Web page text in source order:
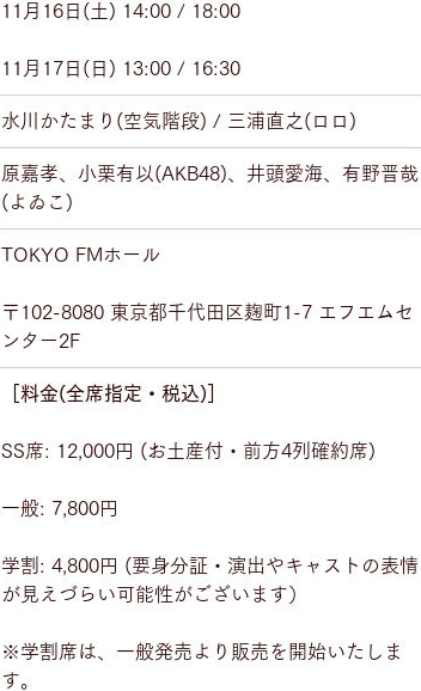
11月16日(土) 14:00 / 18:00
11月17日(日) 13:00 / 16:30
水川かたまり(空気階段) / 三浦直之(ロロ)
原嘉孝、小栗有以(AKB48)、井頭愛海、有野晋哉
(よゐこ)
TOKYO FMホール
〒102-8080 東京都千代田区麹町1-7 エフエムセ
ンター2F
［料金(全席指定・税込)］
SS席: 12,000円 (お土産付・前方4列確約席)
一般: 7,800円
学割: 4,800円 (要身分証・演出やキャストの表情
が見えづらい可能性がございます）
※学割席は、一般発売より販売を開始いたしま
す。